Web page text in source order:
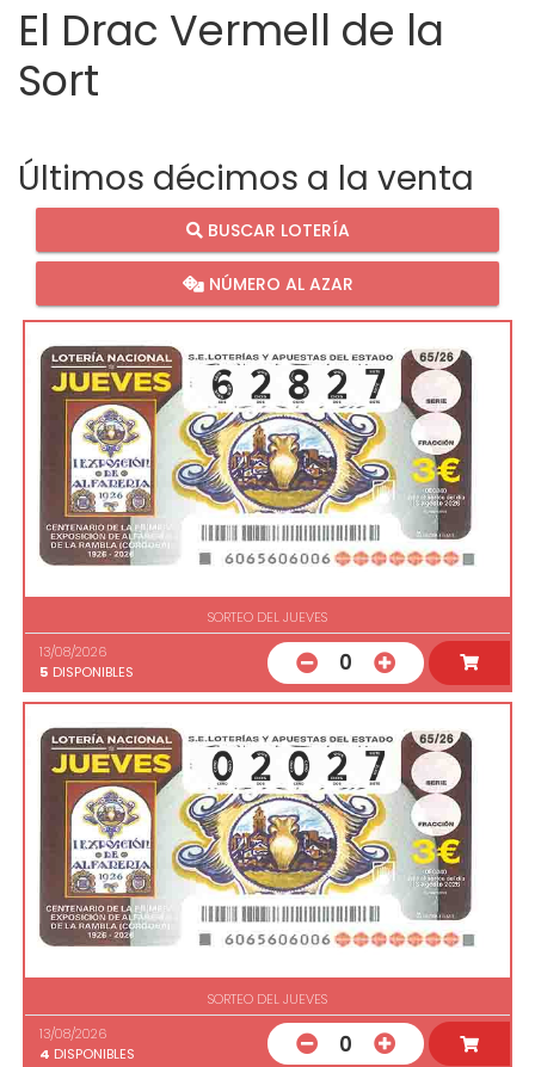
El Drac Vermell de la
Sort
Últimos décimos a la venta
BUSCAR LOTERÍA
NÚMERO AL AZAR
SORTEO DEL JUEVES
13/08/2026
5 DISPONIBLES 0
SORTEO DEL JUEVES
13/08/2026
4 DISPONIBLES 0